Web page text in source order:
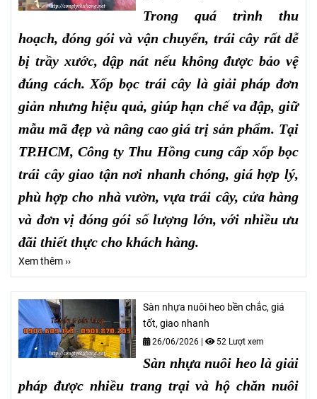
Trong quá trình thu
hoạch, đóng gói và vận chuyển, trái cây rất dễ
bị trầy xước, dập nát nếu không được bảo vệ
đúng cách. Xốp bọc trái cây là giải pháp đơn
giản nhưng hiệu quả, giúp hạn chế va đập, giữ
mẫu mã đẹp và nâng cao giá trị sản phẩm. Tại
TP.HCM, Công ty Thu Hồng cung cấp xốp bọc
trái cây giao tận nơi nhanh chóng, giá hợp lý,
phù hợp cho nhà vườn, vựa trái cây, cửa hàng
và đơn vị đóng gói số lượng lớn, với nhiều ưu
đãi thiết thực cho khách hàng.
Xem thêm ››
Sàn nhựa nuôi heo bền chắc, giá
tốt, giao nhanh
26/06/2026 | 52 Lượt xem
Sàn nhựa nuôi heo là giải
pháp được nhiều trang trại và hộ chăn nuôi